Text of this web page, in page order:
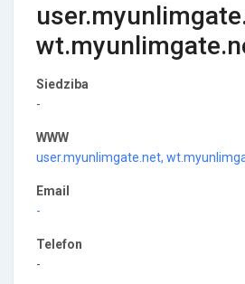
Siedziba
-
WWW
user.myunlimgate.net,
Email
-
Telefon
-